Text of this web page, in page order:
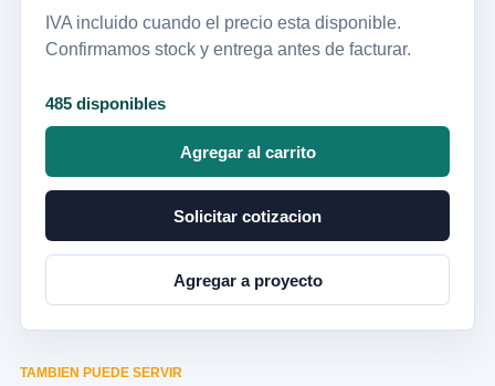
IVA incluido cuando el precio esta disponible.
Confirmamos stock y entrega antes de facturar.
485 disponibles
Agregar al carrito
Solicitar cotizacion
Agregar a proyecto
TAMBIEN PUEDE SERVIR